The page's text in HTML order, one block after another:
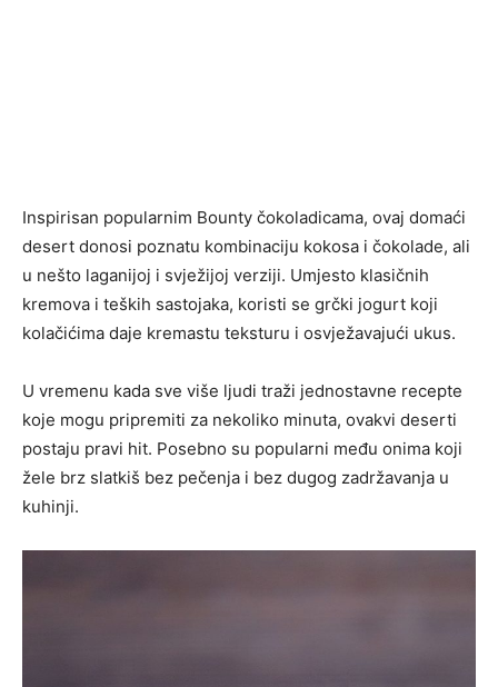
Inspirisan popularnim Bounty čokoladicama, ovaj domaći
desert donosi poznatu kombinaciju kokosa i čokolade, ali
u nešto laganijoj i svježijoj verziji. Umjesto klasičnih
kremova i teških sastojaka, koristi se grčki jogurt koji
kolačićima daje kremastu teksturu i osvježavajući ukus.
U vremenu kada sve više ljudi traži jednostavne recepte
koje mogu pripremiti za nekoliko minuta, ovakvi deserti
postaju pravi hit. Posebno su popularni među onima koji
žele brz slatkiš bez pečenja i bez dugog zadržavanja u
kuhinji.